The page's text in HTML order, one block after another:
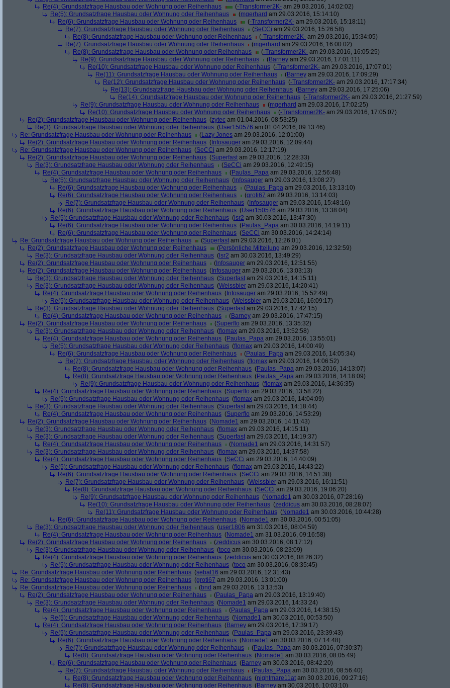
Re(4): Grundsatzfrage Hausbau oder Wohnung oder Reihenhaus
(-Transformer2K- am 29.03.2016, 14:02:02)
Re(5): Grundsatzfrage Hausbau oder Wohnung oder Reihenhaus
(mgerhard am 29.03.2016, 15:14:10)
Re(6): Grundsatzfrage Hausbau oder Wohnung oder Reihenhaus
(-Transformer2K- am 29.03.2016, 15:18:11)
Re(7): Grundsatzfrage Hausbau oder Wohnung oder Reihenhaus
(SeCCi am 29.03.2016, 15:26:58)
Re(8): Grundsatzfrage Hausbau oder Wohnung oder Reihenhaus
(-Transformer2K- am 29.03.2016, 15:34:05)
Re(7): Grundsatzfrage Hausbau oder Wohnung oder Reihenhaus
(mgerhard am 29.03.2016, 16:00:02)
Re(8): Grundsatzfrage Hausbau oder Wohnung oder Reihenhaus
(-Transformer2K- am 29.03.2016, 16:05:25)
Re(9): Grundsatzfrage Hausbau oder Wohnung oder Reihenhaus
(Barney am 29.03.2016, 17:01:11)
Re(10): Grundsatzfrage Hausbau oder Wohnung oder Reihenhaus (-Transformer2K- am 29.03.2016, 17:07:01)
Re(11): Grundsatzfrage Hausbau oder Wohnung oder Reihenhaus
(Barney am 29.03.2016, 17:09:29)
Re(12): Grundsatzfrage Hausbau oder Wohnung oder Reihenhaus (-Transformer2K- am 29.03.2016, 17:17:34)
Re(13): Grundsatzfrage Hausbau oder Wohnung oder Reihenhaus (Barney am 29.03.2016, 17:25:06)
Re(14): Grundsatzfrage Hausbau oder Wohnung oder Reihenhaus (-Transformer2K- am 29.03.2016, 21:27:59)
Re(9): Grundsatzfrage Hausbau oder Wohnung oder Reihenhaus
(mgerhard am 29.03.2016, 17:02:25)
Re(10): Grundsatzfrage Hausbau oder Wohnung oder Reihenhaus
(-Transformer2K- am 29.03.2016, 17:05:07)
Re(2): Grundsatzfrage Hausbau oder Wohnung oder Reihenhaus (zytec am 01.04.2016, 08:53:25)
Re(3): Grundsatzfrage Hausbau oder Wohnung oder Reihenhaus (User150576 am 01.04.2016, 09:13:46)
Re: Grundsatzfrage Hausbau oder Wohnung oder Reihenhaus
(Lazy Jones am 29.03.2016, 12:01:00)
Re(2): Grundsatzfrage Hausbau oder Wohnung oder Reihenhaus ( Infosauger am 29.03.2016, 12:09:44)
Re: Grundsatzfrage Hausbau oder Wohnung oder Reihenhaus (SeCCi am 29.03.2016, 12:17:19)
Re(2): Grundsatzfrage Hausbau oder Wohnung oder Reihenhaus (Superfast am 29.03.2016, 12:28:33)
Re(3): Grundsatzfrage Hausbau oder Wohnung oder Reihenhaus
(SeCCi am 29.03.2016, 12:49:15)
Re(4): Grundsatzfrage Hausbau oder Wohnung oder Reihenhaus
(Paulas_Papa am 29.03.2016, 12:56:48)
Re(5): Grundsatzfrage Hausbau oder Wohnung oder Reihenhaus ( Infosauger am 29.03.2016, 13:08:27)
Re(6): Grundsatzfrage Hausbau oder Wohnung oder Reihenhaus
(Paulas_Papa am 29.03.2016, 13:13:10)
Re(6): Grundsatzfrage Hausbau oder Wohnung oder Reihenhaus
(groti67 am 29.03.2016, 13:14:03)
Re(7): Grundsatzfrage Hausbau oder Wohnung oder Reihenhaus ( Infosauger am 29.03.2016, 15:48:16)
Re(6): Grundsatzfrage Hausbau oder Wohnung oder Reihenhaus (User150576 am 29.03.2016, 13:38:04)
Re(5): Grundsatzfrage Hausbau oder Wohnung oder Reihenhaus ( lsr2 am 30.03.2016, 13:47:30)
Re(6): Grundsatzfrage Hausbau oder Wohnung oder Reihenhaus (Paulas_Papa am 30.03.2016, 14:19:11)
Re(6): Grundsatzfrage Hausbau oder Wohnung oder Reihenhaus (SeCCi am 30.03.2016, 14:24:14)
Re: Grundsatzfrage Hausbau oder Wohnung oder Reihenhaus
(Superfast am 29.03.2016, 12:26:01)
Re(2): Grundsatzfrage Hausbau oder Wohnung oder Reihenhaus
(Persönliche Mitteilung am 29.03.2016, 12:32:59)
Re(3): Grundsatzfrage Hausbau oder Wohnung oder Reihenhaus ( lsr2 am 30.03.2016, 13:49:29)
Re(2): Grundsatzfrage Hausbau oder Wohnung oder Reihenhaus
( Infosauger am 29.03.2016, 12:51:55)
Re(2): Grundsatzfrage Hausbau oder Wohnung oder Reihenhaus ( Infosauger am 29.03.2016, 13:03:13)
Re(3): Grundsatzfrage Hausbau oder Wohnung oder Reihenhaus (Superfast am 29.03.2016, 14:15:11)
Re(3): Grundsatzfrage Hausbau oder Wohnung oder Reihenhaus (Weissbier am 29.03.2016, 14:20:41)
Re(4): Grundsatzfrage Hausbau oder Wohnung oder Reihenhaus ( Infosauger am 29.03.2016, 15:52:49)
Re(5): Grundsatzfrage Hausbau oder Wohnung oder Reihenhaus (Weissbier am 29.03.2016, 16:09:17)
Re(3): Grundsatzfrage Hausbau oder Wohnung oder Reihenhaus (Superfast am 29.03.2016, 17:42:15)
Re(4): Grundsatzfrage Hausbau oder Wohnung oder Reihenhaus
(Barney am 29.03.2016, 17:47:15)
Re(2): Grundsatzfrage Hausbau oder Wohnung oder Reihenhaus
(Superflo am 29.03.2016, 13:35:32)
Re(3): Grundsatzfrage Hausbau oder Wohnung oder Reihenhaus (flomax am 29.03.2016, 13:52:58)
Re(4): Grundsatzfrage Hausbau oder Wohnung oder Reihenhaus (Paulas_Papa am 29.03.2016, 13:55:01)
Re(5): Grundsatzfrage Hausbau oder Wohnung oder Reihenhaus (flomax am 29.03.2016, 14:00:49)
Re(6): Grundsatzfrage Hausbau oder Wohnung oder Reihenhaus
(Paulas_Papa am 29.03.2016, 14:05:34)
Re(7): Grundsatzfrage Hausbau oder Wohnung oder Reihenhaus (flomax am 29.03.2016, 14:06:52)
Re(8): Grundsatzfrage Hausbau oder Wohnung oder Reihenhaus (Paulas_Papa am 29.03.2016, 14:13:07)
Re(8): Grundsatzfrage Hausbau oder Wohnung oder Reihenhaus (Paulas_Papa am 29.03.2016, 14:18:09)
Re(9): Grundsatzfrage Hausbau oder Wohnung oder Reihenhaus (flomax am 29.03.2016, 14:36:35)
Re(4): Grundsatzfrage Hausbau oder Wohnung oder Reihenhaus (Superflo am 29.03.2016, 13:58:22)
Re(5): Grundsatzfrage Hausbau oder Wohnung oder Reihenhaus (flomax am 29.03.2016, 14:04:09)
Re(3): Grundsatzfrage Hausbau oder Wohnung oder Reihenhaus (Superfast am 29.03.2016, 14:18:44)
Re(4): Grundsatzfrage Hausbau oder Wohnung oder Reihenhaus (Superflo am 29.03.2016, 14:53:29)
Re(2): Grundsatzfrage Hausbau oder Wohnung oder Reihenhaus (Nomade1 am 29.03.2016, 14:11:43)
Re(3): Grundsatzfrage Hausbau oder Wohnung oder Reihenhaus (flomax am 29.03.2016, 14:15:11)
Re(3): Grundsatzfrage Hausbau oder Wohnung oder Reihenhaus (Superfast am 29.03.2016, 14:19:37)
Re(4): Grundsatzfrage Hausbau oder Wohnung oder Reihenhaus
(Nomade1 am 29.03.2016, 14:31:57)
Re(3): Grundsatzfrage Hausbau oder Wohnung oder Reihenhaus (flomax am 29.03.2016, 14:37:58)
Re(4): Grundsatzfrage Hausbau oder Wohnung oder Reihenhaus (SeCCi am 29.03.2016, 14:40:09)
Re(5): Grundsatzfrage Hausbau oder Wohnung oder Reihenhaus (flomax am 29.03.2016, 14:43:22)
Re(6): Grundsatzfrage Hausbau oder Wohnung oder Reihenhaus (SeCCi am 29.03.2016, 14:51:38)
Re(7): Grundsatzfrage Hausbau oder Wohnung oder Reihenhaus (Weissbier am 29.03.2016, 16:11:51)
Re(8): Grundsatzfrage Hausbau oder Wohnung oder Reihenhaus (SeCCi am 29.03.2016, 19:06:20)
Re(9): Grundsatzfrage Hausbau oder Wohnung oder Reihenhaus (Nomade1 am 30.03.2016, 07:28:16)
Re(10): Grundsatzfrage Hausbau oder Wohnung oder Reihenhaus (zeddicus am 30.03.2016, 08:28:07)
Re(11): Grundsatzfrage Hausbau oder Wohnung oder Reihenhaus (Nomade1 am 30.03.2016, 10:44:28)
Re(6): Grundsatzfrage Hausbau oder Wohnung oder Reihenhaus (Nomade1 am 30.03.2016, 00:51:05)
Re(3): Grundsatzfrage Hausbau oder Wohnung oder Reihenhaus (user1806 am 31.03.2016, 08:04:59)
Re(4): Grundsatzfrage Hausbau oder Wohnung oder Reihenhaus (Nomade1 am 31.03.2016, 09:16:58)
Re(2): Grundsatzfrage Hausbau oder Wohnung oder Reihenhaus
(zeddicus am 30.03.2016, 08:17:12)
Re(3): Grundsatzfrage Hausbau oder Wohnung oder Reihenhaus (toco am 30.03.2016, 08:23:09)
Re(4): Grundsatzfrage Hausbau oder Wohnung oder Reihenhaus (zeddicus am 30.03.2016, 08:26:32)
Re(5): Grundsatzfrage Hausbau oder Wohnung oder Reihenhaus (toco am 30.03.2016, 08:35:45)
Re: Grundsatzfrage Hausbau oder Wohnung oder Reihenhaus (sebat16 am 29.03.2016, 12:31:43)
Re: Grundsatzfrage Hausbau oder Wohnung oder Reihenhaus (groti67 am 29.03.2016, 13:01:00)
Re: Grundsatzfrage Hausbau oder Wohnung oder Reihenhaus
(bnd am 29.03.2016, 13:13:53)
Re(2): Grundsatzfrage Hausbau oder Wohnung oder Reihenhaus
(Paulas_Papa am 29.03.2016, 13:19:40)
Re(3): Grundsatzfrage Hausbau oder Wohnung oder Reihenhaus (Nomade1 am 29.03.2016, 14:33:24)
Re(4): Grundsatzfrage Hausbau oder Wohnung oder Reihenhaus
(Paulas_Papa am 29.03.2016, 14:38:15)
Re(5): Grundsatzfrage Hausbau oder Wohnung oder Reihenhaus (Nomade1 am 30.03.2016, 00:53:50)
Re(4): Grundsatzfrage Hausbau oder Wohnung oder Reihenhaus (Barney am 29.03.2016, 17:39:17)
Re(5): Grundsatzfrage Hausbau oder Wohnung oder Reihenhaus (Paulas_Papa am 29.03.2016, 23:39:43)
Re(6): Grundsatzfrage Hausbau oder Wohnung oder Reihenhaus (Nomade1 am 30.03.2016, 07:14:48)
Re(7): Grundsatzfrage Hausbau oder Wohnung oder Reihenhaus
(Paulas_Papa am 30.03.2016, 07:30:37)
Re(8): Grundsatzfrage Hausbau oder Wohnung oder Reihenhaus (Nomade1 am 30.03.2016, 08:05:49)
Re(6): Grundsatzfrage Hausbau oder Wohnung oder Reihenhaus (Barney am 30.03.2016, 08:42:20)
Re(7): Grundsatzfrage Hausbau oder Wohnung oder Reihenhaus
(Paulas_Papa am 30.03.2016, 08:56:40)
Re(8): Grundsatzfrage Hausbau oder Wohnung oder Reihenhaus (nightmare11at am 30.03.2016, 09:27:16)
Re(8): Grundsatzfrage Hausbau oder Wohnung oder Reihenhaus (Barney am 30.03.2016, 10:03:10)